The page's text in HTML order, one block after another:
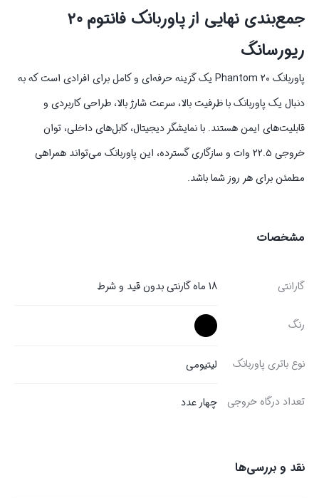
جمع‌بندی نهایی از پاوربانک فانتوم ۲۰
ریورسانگ
پاوربانک Phantom ۲۰ یک گزینه حرفه‌ای و کامل برای افرادی است که به
دنبال یک پاوربانک با ظرفیت بالا، سرعت شارژ بالا، طراحی کاربردی و
قابلیت‌های ایمن هستند. با نمایشگر دیجیتال، کابل‌های داخلی، توان
خروجی ۲۲.۵ وات و سازگاری گسترده، این پاوربانک می‌تواند همراهی
مطمئن برای هر روز شما باشد.
مشخصات
گارانتی 18 ماه گارنتی بدون قید و شرط
رنگ
نوع باتری پاوربانک لیتیومی
تعداد درگاه خروجی چهار عدد
نقد و بررسی‌ها